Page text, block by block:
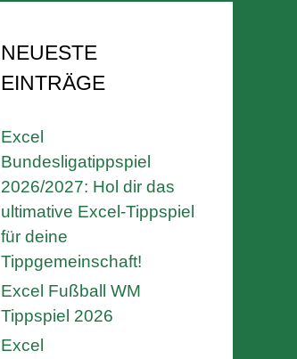
NEUESTE
EINTRÄGE
Excel
Bundesligatippspiel
2026/2027: Hol dir das
ultimative Excel-Tippspiel
für deine
Tippgemeinschaft!
Excel Fußball WM
Tippspiel 2026
Excel